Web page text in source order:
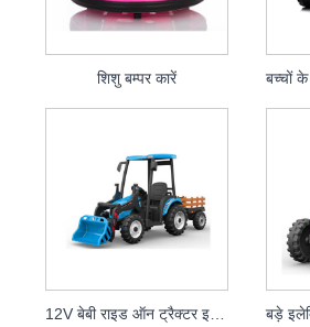
शिशु बम्पर कारें
12V बेबी राइड ऑन ट्रैक्टर इलेक्ट्रिक एक्सकेवेटर